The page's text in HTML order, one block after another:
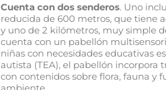
Cuenta con dos senderos. Uno
reducida de 600 metros, que tiene
y uno de 2 kilómetros, muy simple
cuenta con un pabellón
niñas con necesidades educativas
autista (TEA), el pabellón incorpora
con contenidos sobre flora, fauna y